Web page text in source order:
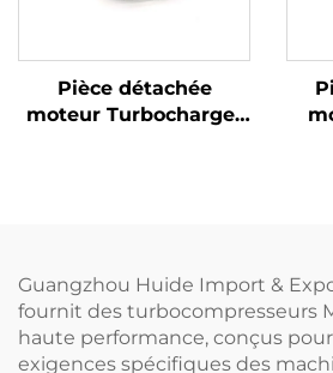
Pièce détachée
moteur Turbocharger
Guangzhou Huide Import &
fournit des turbocompresseurs
haute performance, conçus
exigences spécifiques des